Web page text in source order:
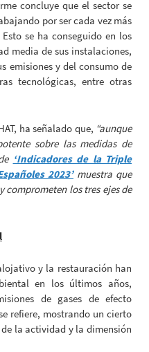
concluye que el sector se
por ser cada vez más
se ha conseguido en los
media de sus instalaciones,
emisiones y del consumo de
tecnológicas, entre otras
ha señalado que, “aunque
sobre las medidas de
‘Indicadores de la Triple
2023’ muestra que
comprometen los tres ejes de
y la restauración han
en los últimos años,
de gases de efecto
refiere, mostrando un cierto
la actividad y la dimensión